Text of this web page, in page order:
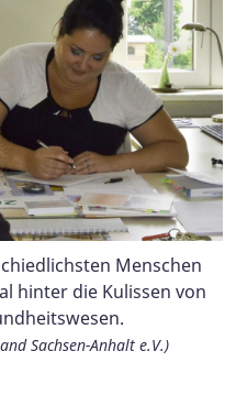
Menschen
hinter die Kulissen von
Sachsen-Anhalt e.V.)
gesundheitlicher
Fähigkeiten und Stärken
Möglichkeiten für die